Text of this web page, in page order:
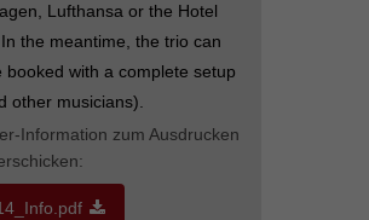
Lufthansa or the Hotel
the meantime, the trio can
booked with a complete setup
other musicians).
Information zum Ausdrucken